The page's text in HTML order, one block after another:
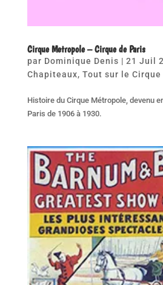
Cirque Metropole – Cirque de Paris
par Dominique Denis | 21 Juil
Chapiteaux, Tout sur le Cirque
Histoire du Cirque Métropole, devenu
Paris de 1906 à 1930.